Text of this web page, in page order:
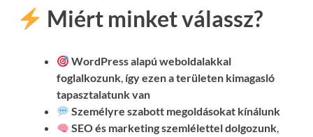
Miért minket válassz?
WordPress alapú weboldalakkal
foglalkozunk, így ezen a területen kimagasló
tapasztalatunk van
Személyre szabott megoldásokat kínálunk
SEO és marketing szemlélettel dolgozunk,